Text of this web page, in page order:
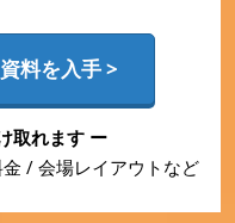
料を入手 >
取れます ー
/ 会場レイアウトなど